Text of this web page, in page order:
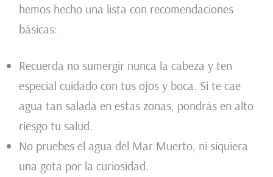
hemos hecho una lista con recomendaciones
básicas:
Recuerda no sumergir nunca la cabeza y ten
especial cuidado con tus ojos y boca. Si te cae
agua tan salada en estas zonas, pondrás en alto
riesgo tu salud.
No pruebes el agua del Mar Muerto, ni siquiera
una gota por la curiosidad.